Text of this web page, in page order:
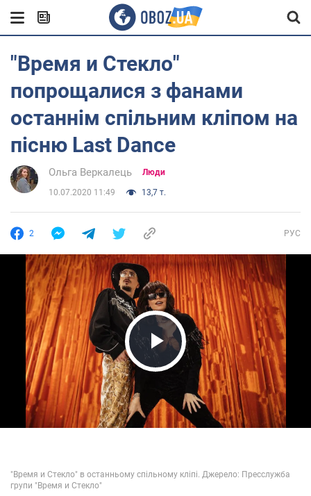
"Время и Стекло"
попрощалися з фанами
останнім спільним кліпом на
пісню Last Dance
Ольга Веркалець Люди
10.07.2020 11:49 13,7 т.
2 РУС
Play Video